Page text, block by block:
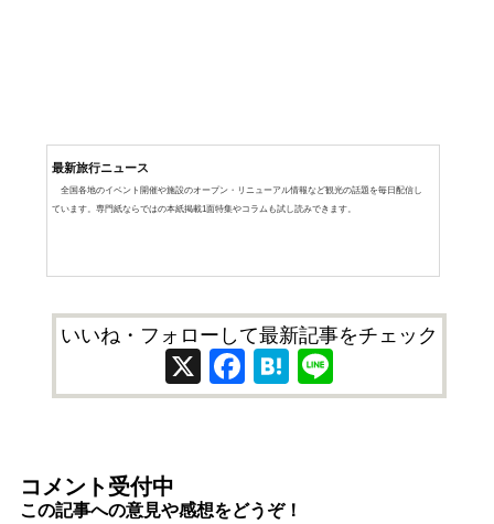
最新旅行ニュース
全国各地のイベント開催や施設のオープン・リニューアル情報など観光の話題を毎日配信し
ています。専門紙ならではの本紙掲載1面特集やコラムも試し読みできます。
いいね・フォローして最新記事をチェック
X Facebook
Hatena
コメント受付中
この記事への意見や感想をどうぞ！